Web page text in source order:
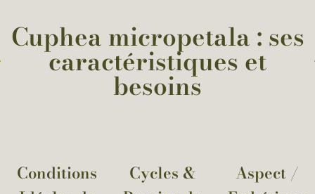
Cuphea micropetala : ses
caractéristiques et
besoins
Conditions
Cycles &
Aspect /